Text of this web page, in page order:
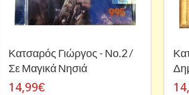
Κατσαρός Γιώργος - Νο.2 /
Σε Μαγικά Νησιά
14,99€